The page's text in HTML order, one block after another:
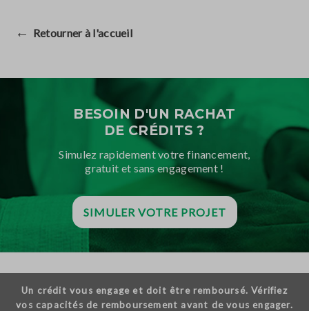
← Retourner à l'accueil
BESOIN D'UN RACHAT
DE CRÉDITS ?
Simulez rapidement votre financement,
gratuit et sans engagement !
SIMULER VOTRE PROJET
Un crédit vous engage et doit être remboursé. Vérifiez
vos capacités de remboursement avant de vous engager.